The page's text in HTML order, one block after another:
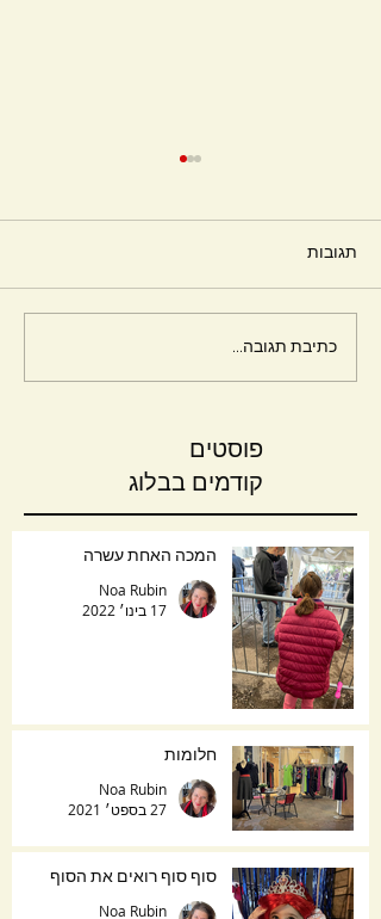
תגובות
כתיבת תגובה...
פוסטים
קודמים בבלוג
המכה האחת עשרה
Noa Rubin
17 בינו׳ 2022
חלומות
Noa Rubin
27 בספט׳ 2021
סוף סוף רואים את הסוף
Noa Rubin